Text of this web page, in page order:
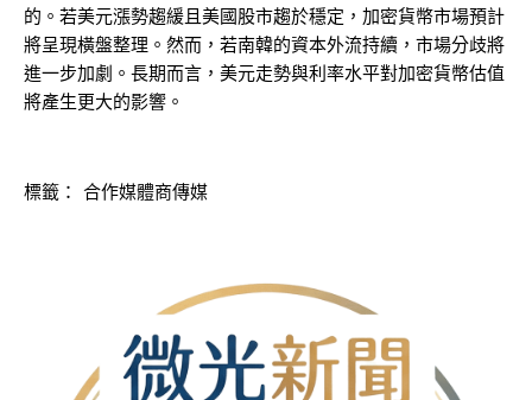
的。若美元漲勢趨緩且美國股市趨於穩定，加密貨幣市場預計
將呈現橫盤整理。然而，若南韓的資本外流持續，市場分歧將
進一步加劇。長期而言，美元走勢與利率水平對加密貨幣估值
將產生更大的影響。
標籤： 合作媒體商傳媒